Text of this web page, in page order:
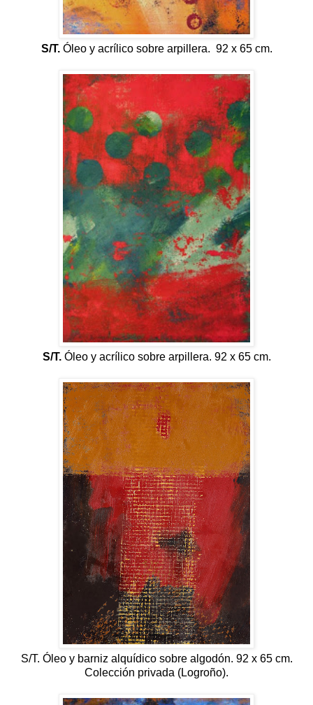
S/T.Óleo y acrílico sobre arpillera. 92 x 65 cm.
S/T.Óleo y acrílico sobre arpillera. 92 x 65 cm.
S/T. Óleo y barniz alquídico sobre algodón. 92 x 65 cm.
Colección privada (Logroño).